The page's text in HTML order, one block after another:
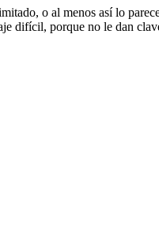
o al menos así lo
difícil, porque no le dan